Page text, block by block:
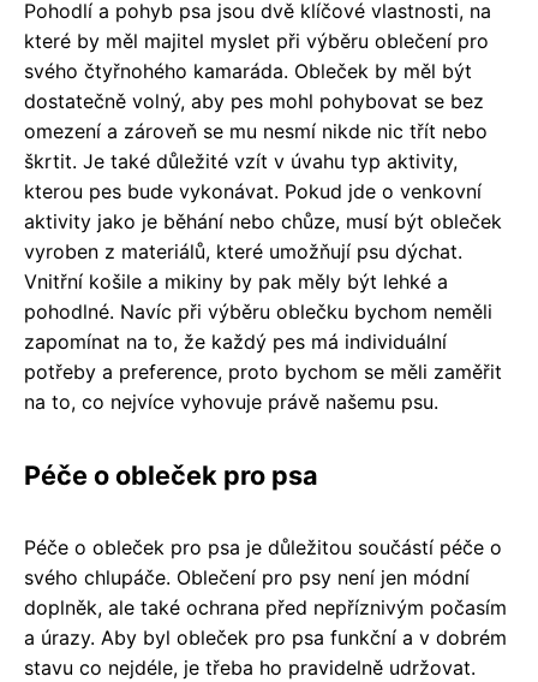
Pohodlí a pohyb psa jsou dvě klíčové vlastnosti, na
které by měl majitel myslet při výběru oblečení pro
svého čtyřnohého kamaráda. Obleček by měl být
dostatečně volný, aby pes mohl pohybovat se bez
omezení a zároveň se mu nesmí nikde nic třít nebo
škrtit. Je také důležité vzít v úvahu typ aktivity,
kterou pes bude vykonávat. Pokud jde o venkovní
aktivity jako je běhání nebo chůze, musí být obleček
vyroben z materiálů, které umožňují psu dýchat.
Vnitřní košile a mikiny by pak měly být lehké a
pohodlné. Navíc při výběru oblečku bychom neměli
zapomínat na to, že každý pes má individuální
potřeby a preference, proto bychom se měli zaměřit
na to, co nejvíce vyhovuje právě našemu psu.
Péče o obleček pro psa
Péče o obleček pro psa je důležitou součástí péče o
svého chlupáče. Oblečení pro psy není jen módní
doplněk, ale také ochrana před nepříznivým počasím
a úrazy. Aby byl obleček pro psa funkční a v dobrém
stavu co nejdéle, je třeba ho pravidelně udržovat.